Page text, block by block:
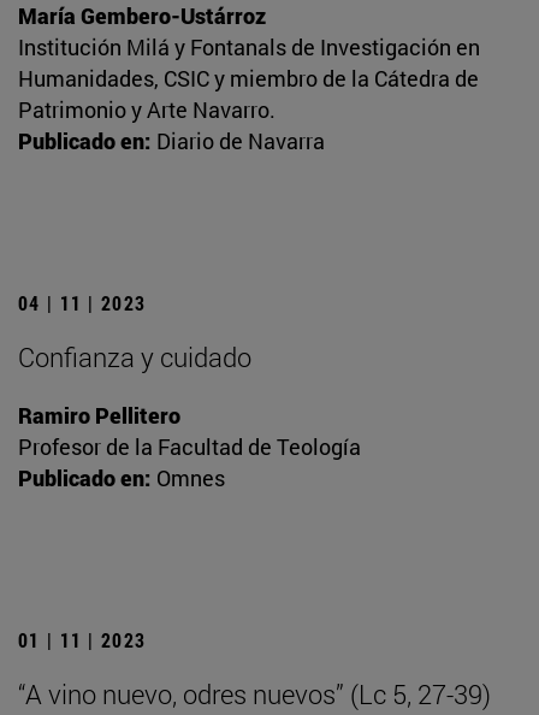
María Gembero-Ustárroz
Institución Milá y Fontanals de Investigación en
Humanidades, CSIC y miembro de la Cátedra de
Patrimonio y Arte Navarro.
Publicado en: Diario de Navarra
04 | 11 | 2023
Confianza y cuidado
Ramiro Pellitero
Profesor de la Facultad de Teología
Publicado en: Omnes
01 | 11 | 2023
“A vino nuevo, odres nuevos” (Lc 5, 27-39)